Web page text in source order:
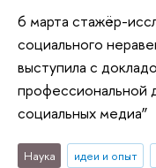
6 марта стажёр-
социального
выступила с
профессиональной
социальных медиа”
Наука идеи и опыт